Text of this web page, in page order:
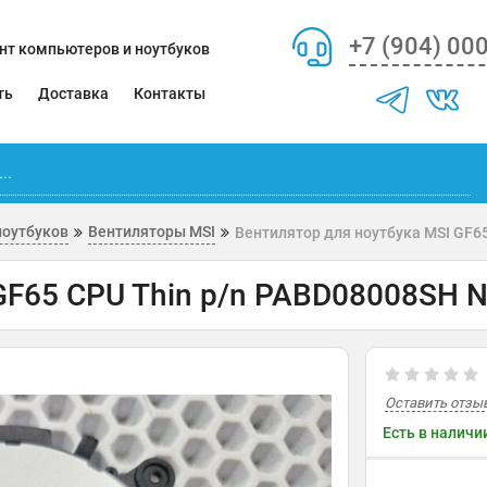
компьютеров и ноутбуков
Доставка Контакты
+7 (904)
Вентиляторы MSI Вентилятор для ноутбука MSI
CPU Thin p/n PABD08008SH
Оставить
Есть в